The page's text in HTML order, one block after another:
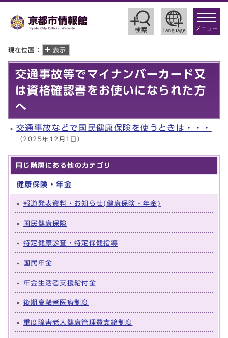
toggle
メニュー
現在位置： 表示
交通事故等でマイナンバーカード又
は資格確認書をお使いになられた方
へ
交通事故などで国民健康保険を使うときは・・・
（2025年12月1日）
同じ階層にある他のカテゴリ
健康保険・年金
報道発表資料・お知らせ(健康保険・年金)
国民健康保険
特定健康診査・特定保健指導
国民年金
年金生活者支援給付金
後期高齢者医療制度
重度障害老人健康管理費支給制度